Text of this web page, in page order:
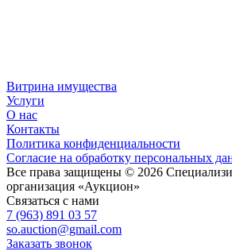
Витрина имущества
Услуги
О нас
Контакты
Политика конфиденциальности
Согласие на обработку персональных
Все права защищены © 2026
организация «Аукцион»
Связаться с нами
7 (963) 891 03 57
so.auction@gmail.com
Заказать звонок